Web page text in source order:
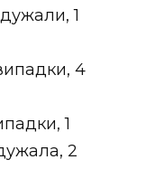
1
4
1
2